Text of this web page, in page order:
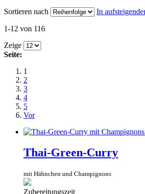
Sortieren nach In
1-12 von 116
Zeige
Seite:
1
2
3
4
5
Vor
Thai-Green-Curry
mit Hähnchen und Champignons
Zubereitungszeit